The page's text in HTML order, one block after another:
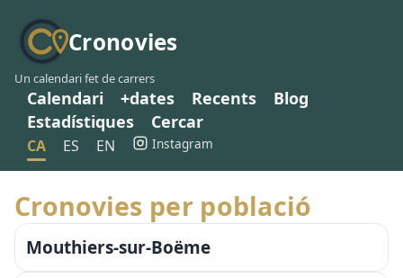
Cronovies
Un calendari fet de carrers
Calendari +dates Recents
Blog
Estadístiques
Cercar
CA ES EN Instagram
Cronovies per població
Mouthiers-sur-Boëme